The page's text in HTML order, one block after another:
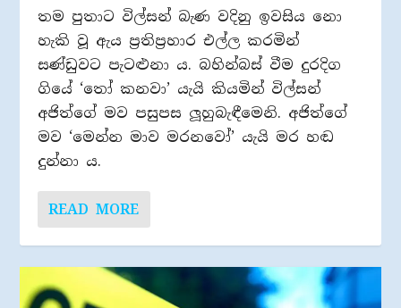
තම පුතාට විල්සන් බැණ වදිනු ඉවසිය නො
හැකි වූ ඇය ප‍්‍රතිප‍්‍රහාර එල්ල කරමින්
සණ්ඩුවට පැටළුනා ය. බහින්බස් වීම දුරදිග
ගියේ ‘තෝ කනවා’ යැයි කියමින් විල්සන්
අජිත්ගේ මව පසුපස ලූහුබැඳීමෙනි. අජිත්ගේ
මව ‘මෙන්න මාව මරනවෝ’ යැයි මර හඬ
දුන්නා ය.
READ MORE